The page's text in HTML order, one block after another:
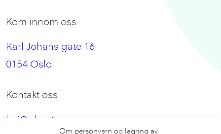
Om personvern og lagring av
Kom innom oss
Karl Johans gate 16
0154 Oslo
Kontakt oss
hei@nbeat.no